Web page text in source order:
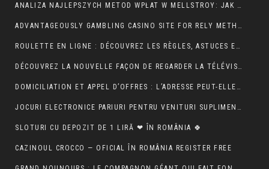
ANALIZA NAJLEPSZYCH METOD WPŁAT W MELLSTROY: JAK ZAPEWNIĆ SOBIE BEZPIECZEŃSTWO
ADVANTAGEOUSLY GAMBLING CASINO SITE FOR RELY METHOD ACTING BETONLINE _ CANADA TRY YOUR LUCK
ROULETTE EN LIGNE : DÉCOUVREZ LES RÈGLES, ASTUCES ET MÉTHODES POUR GAGNER
DÉCOUVREZ LA NOUVELLE FAÇON DE REGARDER LA TÉLÉVISION AVEC MON AGENCE IPTV
DOMICILIATION ET APPEL D’OFFRES : L’ADRESSE PEUT-ELLE RASSURER UN ACHETEUR ?
JOCURI ELECTRONICE PARIURI PENTRU VENITURI SUPLIMENTARE – RO 🍾
SLOTURI CU DEPOZIT DE 1 LIRĂ ❤ ÎN ROMÂNIA 🍀
CAZINOUL CROCCO — OFICIAL ÎN ROMÂNIA REGISTER FREE